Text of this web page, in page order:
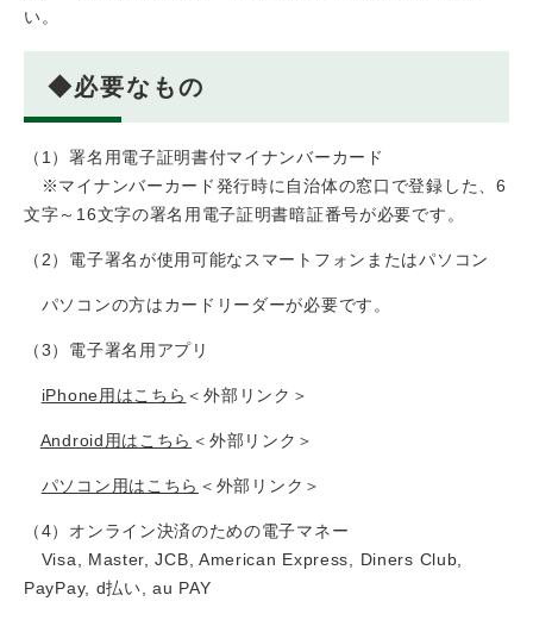
い。
◆必要なもの
（1）署名用電子証明書付マイナンバーカード
※マイナンバーカード発行時に自治体の窓口で登録した、6
文字～16文字の署名用電子証明書暗証番号が必要です。
（2）電子署名が使用可能なスマートフォンまたはパソコン
パソコンの方はカードリーダーが必要です。
（3）電子署名用アプリ
iPhone用はこちら ＜外部リンク＞
Android用はこちら ＜外部リンク＞
パソコン用はこちら ＜外部リンク＞
（4）オンライン決済のための電子マネー
Visa, Master, JCB, American Express, Diners Club,
PayPay, d払い, au PAY